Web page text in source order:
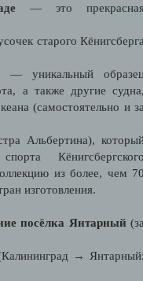
— это
старого
— уникальный
а также другие
(самостоятельно и
Альбертина),
из более, чем
изготовления.
посёлка Янтарный
→